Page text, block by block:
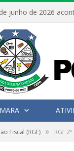
Fiscal (RGF) » RGF